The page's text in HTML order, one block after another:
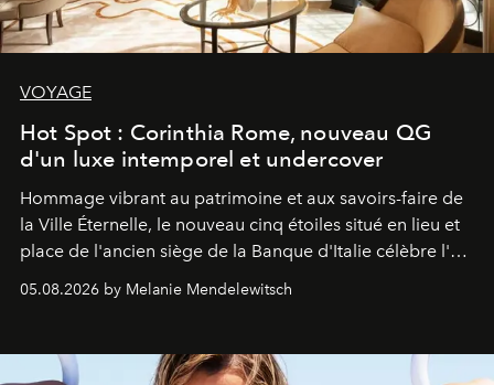
VOYAGE
Hot Spot : Corinthia Rome, nouveau QG
d'un luxe intemporel et undercover
Hommage vibrant au patrimoine et aux savoirs-faire de
la Ville Éternelle, le nouveau cinq étoiles situé en lieu et
place de l'ancien siège de la Banque d'Italie célèbre l'art
de vivre Romain dans toute son élégance intemporelle.
05.08.2026 by Melanie Mendelewitsch